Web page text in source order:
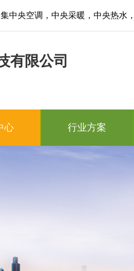
中央空调，中央采暖，中央热水
有限公司
心 行业方案